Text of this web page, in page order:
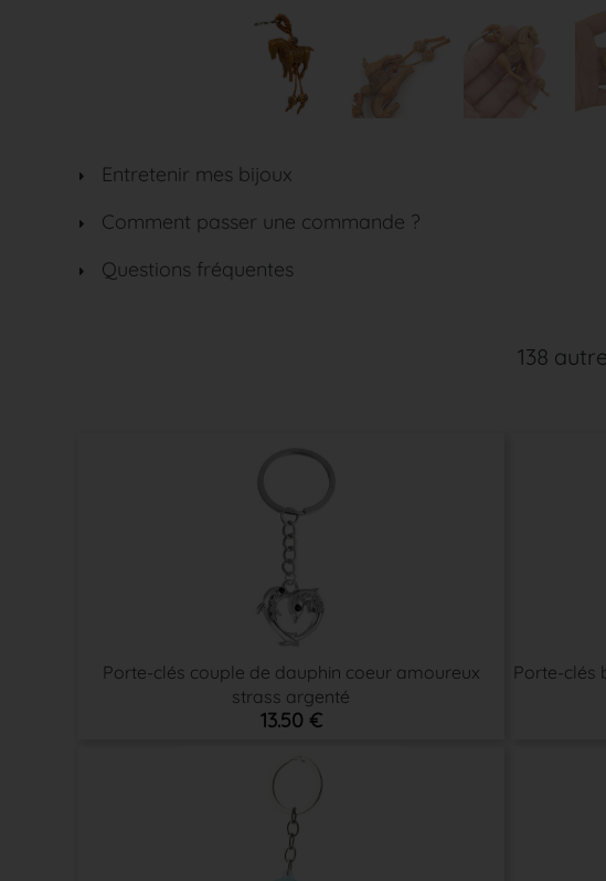
Entretenir mes bijoux
Comment passer une commande ?
Questions fréquentes
138
Porte-clés couple de dauphin coeur amoureux
strass argenté
13.50 €
Porte-clés